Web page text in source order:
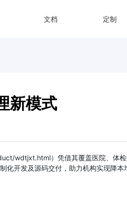
文档 定制
新模式
wdtjxt.html）凭借其覆盖医院、体
开发及源码交付，助力机构实现降本